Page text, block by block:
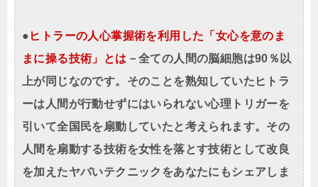
● ヒトラーの人心掌握術を利用した「女心を意のま
まに操る技術」とは －全ての人間の脳細胞は90％以
上が同じなのです。そのことを熟知していたヒトラ
ーは人間が行動せずにはいられない心理トリガーを
引いて全国民を扇動していたと考えられます。その
人間を扇動する技術を女性を落とす技術として改良
を加えたヤバいテクニックをあなたにもシェアしま